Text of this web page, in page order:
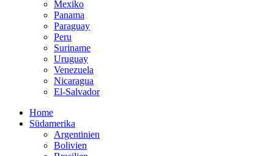
Mexiko
Panama
Paraguay
Peru
Suriname
Uruguay
Venezuela
Nicaragua
El-Salvador
Home
Südamerika
Argentinien
Bolivien